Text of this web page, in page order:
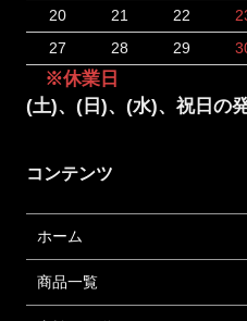
20
21 22
27
28 29
※休業日
(土)、(日)、(水)、祝日の
コンテンツ
ホーム
商品一覧